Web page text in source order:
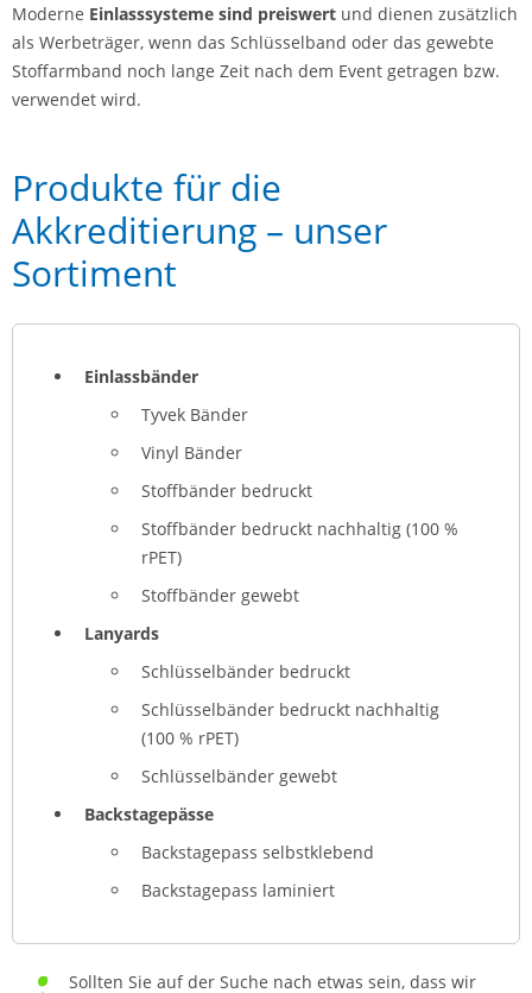
Moderne Einlasssysteme sind preiswert und dienen zusätzlich
als Werbeträger, wenn das Schlüsselband oder das gewebte
Stoffarmband noch lange Zeit nach dem Event getragen bzw.
verwendet wird.
Produkte für die
Akkreditierung – unser
Sortiment
Einlassbänder
Tyvek Bänder
Vinyl Bänder
Stoffbänder bedruckt
Stoffbänder bedruckt nachhaltig (100 %
rPET)
Stoffbänder gewebt
Lanyards
Schlüsselbänder bedruckt
Schlüsselbänder bedruckt nachhaltig
(100 % rPET)
Schlüsselbänder gewebt
Backstagepässe
Backstagepass selbstklebend
Backstagepass laminiert
Sollten Sie auf der Suche nach etwas sein, dass wir